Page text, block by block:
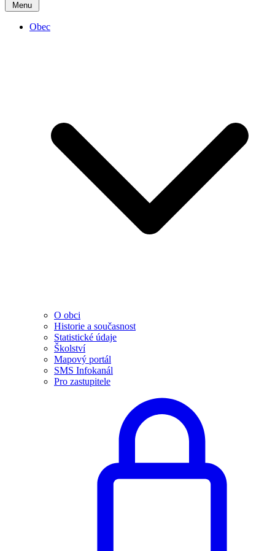
Menu
Obec
O obci
Historie a současnost
Statistické údaje
Školství
Mapový portál
SMS Infokanál
Pro zastupitele